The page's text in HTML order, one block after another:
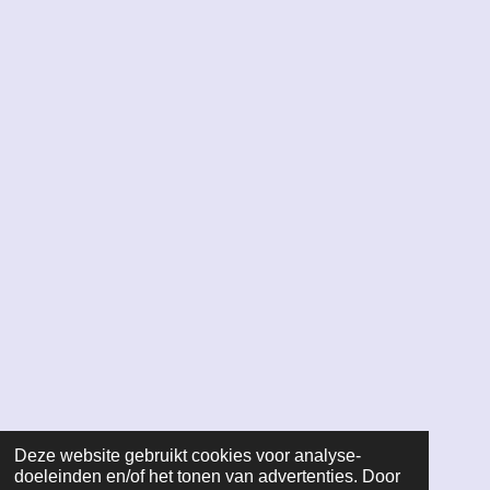
Deze website gebruikt cookies voor analyse-
doeleinden en/of het tonen van advertenties. Door